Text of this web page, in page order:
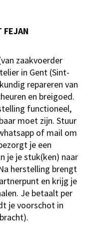
FEJAN
zaakvoerder
in Gent (Sint-
repareren van
en breigoed.
functioneel,
moet zijn. Stuur
of mail om
je een
je je stuk(ken) naar
herstelling brengt
en krijg je
Je betaalt per
je voorschot in